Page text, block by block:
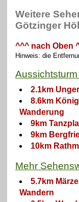
Weitere
Götzinger
^^^ nach Oben
Hinweis: die
2.1km
8.6km
Wanderung
9km
9km
10km
Mehr
5.7km
Wandern